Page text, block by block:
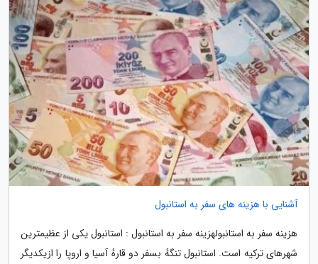
آشنایی با هزینه های سفر به استانبول
هزینه سفر به استانبولهزینه سفر به استانبول : استانبول یکی از عظیمترین
شهرهای ترکیه است. استانبول تنگهٔ بسفر دو قارهٔ آسیا و اروپا را ازیکدیگر